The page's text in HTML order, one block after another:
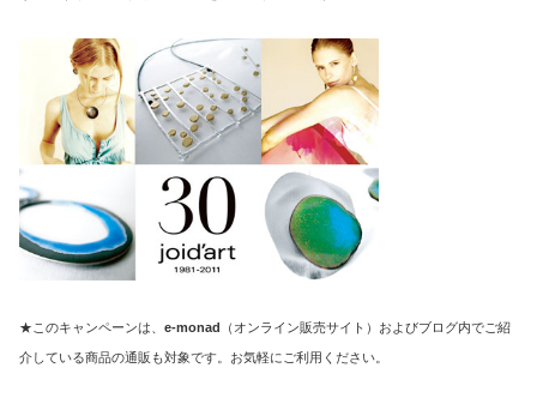
★このキャンペーンは、 e-monad （オンライン販売サイト）およびブログ内でご紹
介している商品の通販も対象です。お気軽にご利用ください。